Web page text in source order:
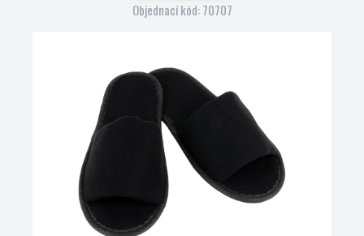
Objednací kód: 70707